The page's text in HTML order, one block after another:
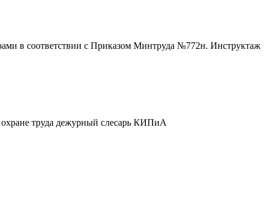
в соответствии с Приказом Минтруда №772н. Инструктаж
труда дежурный слесарь КИПиА